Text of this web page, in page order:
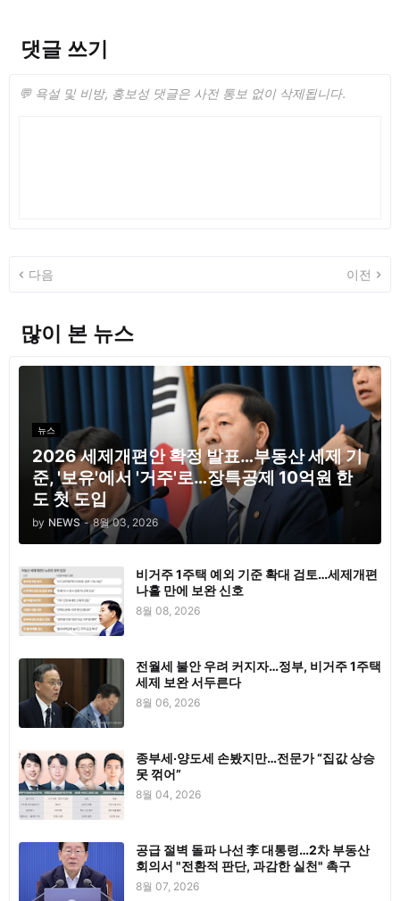
댓글 쓰기
💬 욕설 및 비방, 홍보성 댓글은 사전 통보 없이 삭제됩니다.
다음 이전
많이 본 뉴스
뉴스
2026 세제개편안 확정 발표…부동산 세제 기
준, '보유'에서 '거주'로…장특공제 10억원 한
도 첫 도입
by NEWS - 8월 03, 2026
비거주 1주택 예외 기준 확대 검토…세제개편
나흘 만에 보완 신호
8월 08, 2026
전월세 불안 우려 커지자…정부, 비거주 1주택
세제 보완 서두른다
8월 06, 2026
종부세·양도세 손봤지만…전문가 “집값 상승
못 꺾어”
8월 04, 2026
공급 절벽 돌파 나선 李 대통령…2차 부동산
회의서 "전환적 판단, 과감한 실천" 촉구
8월 07, 2026